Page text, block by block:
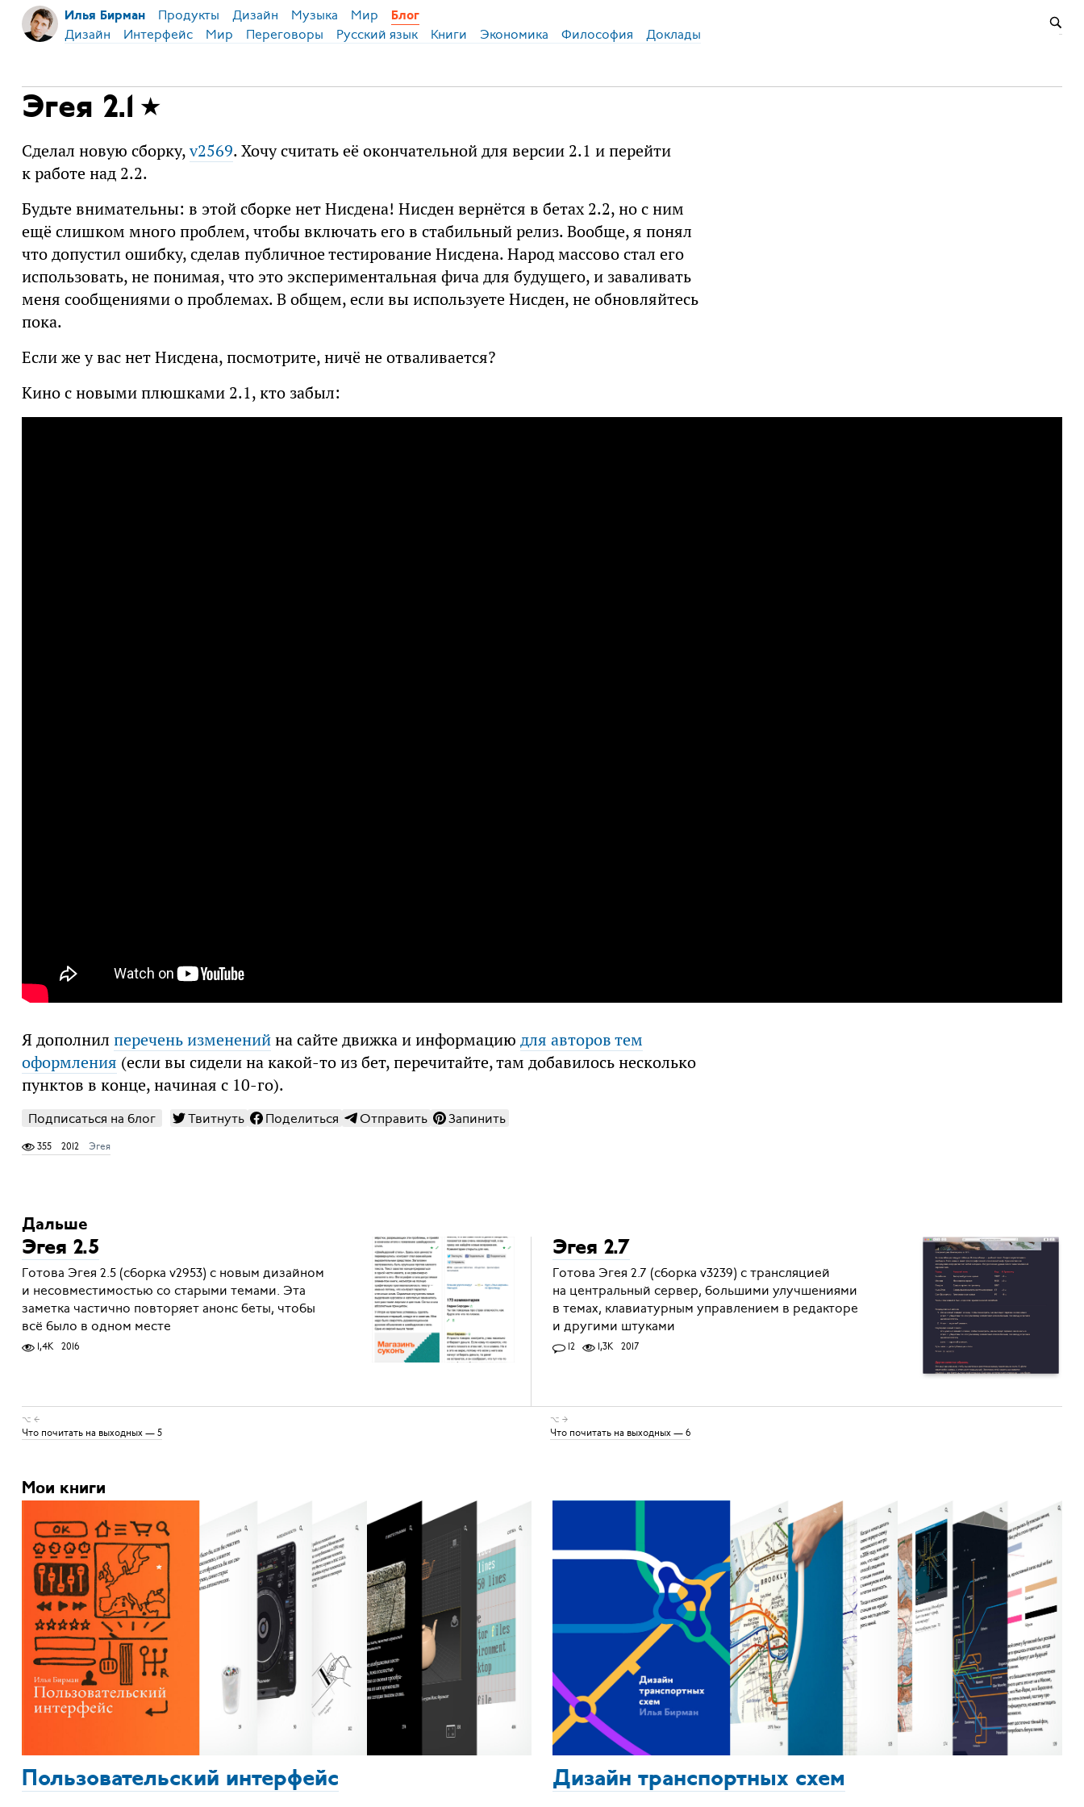
Илья Бирман Продукты Дизайн Музыка Мир Блог
Дизайн Интерфейс Мир Переговоры Русский язык Книги Экономика Философия Доклады
Эгея 2.1
Сделал новую сборку,v2569. Хочу считать её окончательной для версии 2.1 и перейти
к работе над 2.2.
Будьте внимательны: в этой сборке нет Нисдена! Нисден вернётся в бетах 2.2, но с ним
ещё слишком много проблем, чтобы включать его в стабильный релиз. Вообще, я понял
что допустил ошибку, сделав публичное тестирование Нисдена. Народ массово стал его
использовать, не понимая, что это экспериментальная фича для будущего, и заваливать
меня сообщениями о проблемах. В общем, если вы используете Нисден, не обновляйтесь
пока.
Если же у вас нет Нисдена, посмотрите, ничё не отваливается?
Кино с новыми плюшками 2.1, кто забыл:
Я дополнил перечень измененийна сайте движка и информацию для авторов тем
оформления (если вы сидели на какой-то из бет, перечитайте, там добавилось несколько
пунктов в конце, начиная с 10-го).
Подписаться на блог Твитнуть Поделиться Отправить Запинить
355 2012 Эгея
Дальше
Эгея 2.5
Готова Эгея 2.5 (сборка v2953) с новым дизайном
и несовместимостью со старыми темами. Эта
заметка частично повторяет анонс беты, чтобы
всё было в одном месте
1,4K 2016
Эгея 2.7
Готова Эгея 2.7 (сборка v3239) с трансляцией
на центральный сервер, большими улучшениями
в темах, клавиатурным управлением в редакторе
и другими штуками
12 1,3K 2017
⌥ ←
Что почитать на выходных — 5
⌥ →
Что почитать на выходных — 6
Мои книги
Пользовательский интерфейс Дизайн транспортных схем